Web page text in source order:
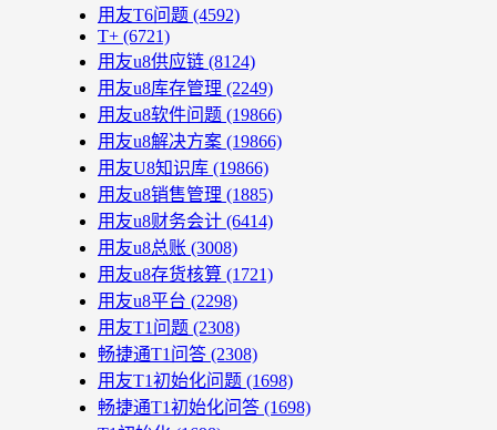
用友T6问题 (4592)
T+ (6721)
用友u8供应链 (8124)
用友u8库存管理 (2249)
用友u8软件问题 (19866)
用友u8解决方案 (19866)
用友U8知识库 (19866)
用友u8销售管理 (1885)
用友u8财务会计 (6414)
用友u8总账 (3008)
用友u8存货核算 (1721)
用友u8平台 (2298)
用友T1问题 (2308)
畅捷通T1问答 (2308)
用友T1初始化问题 (1698)
畅捷通T1初始化问答 (1698)